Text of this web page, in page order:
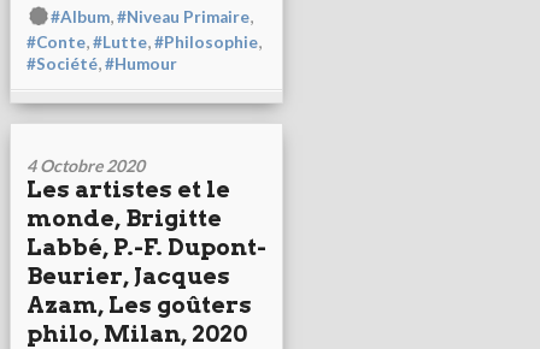
#Album #Niveau Primaire
#Conte,#Lutte,#Philosophie,
#Société,#Humour
4 Octobre 2020
Les artistes et le
monde, Brigitte
Labbé, P.-F. Dupont-
Beurier, Jacques
Azam, Les goûters
philo, Milan, 2020